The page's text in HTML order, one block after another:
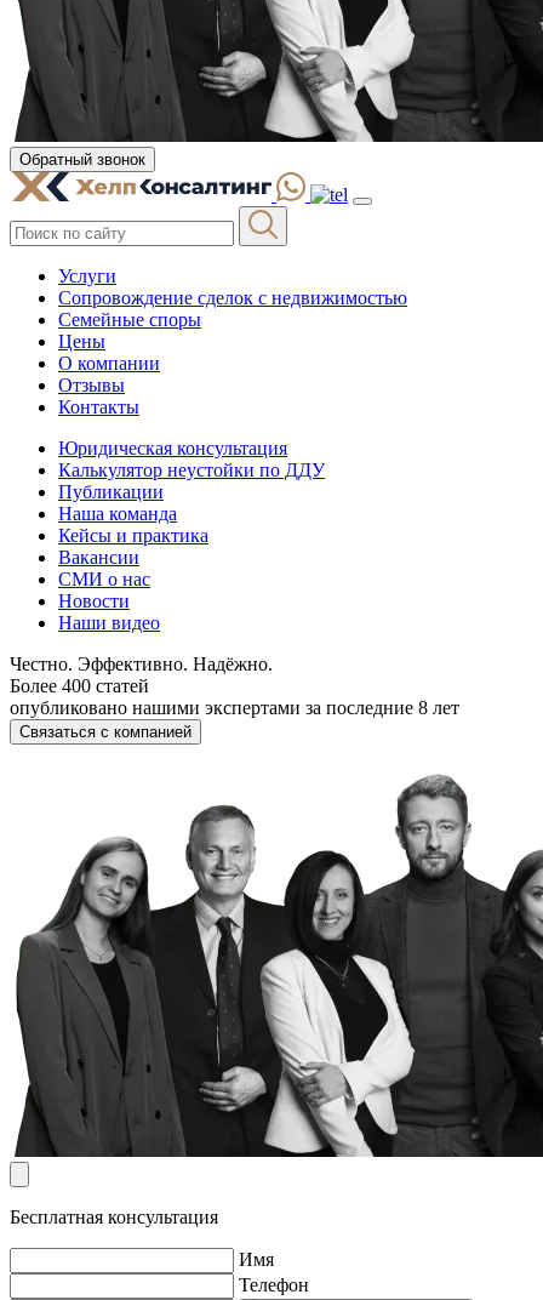
Обратный звонок
Услуги
Сопровождение сделок с недвижимостью
Семейные споры
Цены
О компании
Отзывы
Контакты
Юридическая консультация
Калькулятор неустойки по ДДУ
Публикации
Наша команда
Кейсы и практика
Вакансии
СМИ о нас
Новости
Наши видео
Честно. Эффективно. Надёжно.
Более 400 статей
опубликовано нашими экспертами за последние 8 лет
Связаться с компанией
Бесплатная консультация
Имя
Телефон